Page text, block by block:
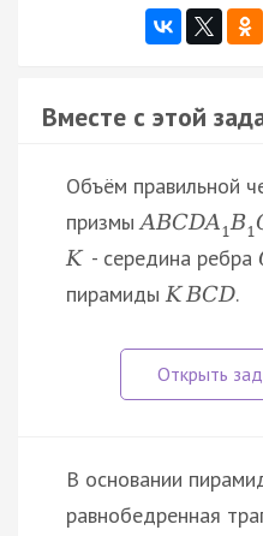
Вместе с этой
Объём правильной
призмыABCDA 1B1
K - середина ребра
пирамидыKBCD.
В основании
равнобедренная